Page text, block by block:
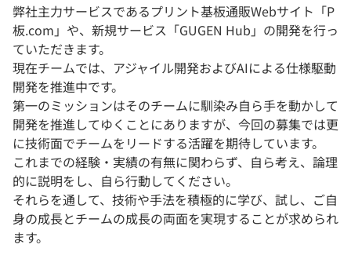
弊社主力サービスであるプリント基板通販Webサイト「P
板.com」や、新規サービス「GUGEN Hub」の開発を行っ
ていただきます。
現在チームでは、アジャイル開発およびAIによる仕様駆動
開発を推進中です。
第一のミッションはそのチームに馴染み自ら手を動かして
開発を推進してゆくことにありますが、今回の募集では更
に技術面でチームをリードする活躍を期待しています。
これまでの経験・実績の有無に関わらず、自ら考え、論理
的に説明をし、自ら行動してください。
それらを通して、技術や手法を積極的に学び、試し、ご自
身の成長とチームの成長の両面を実現することが求められ
ます。